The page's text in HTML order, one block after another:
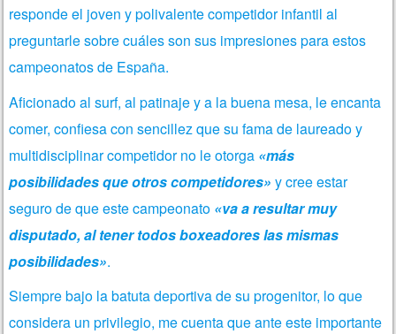
responde el joven y polivalente competidor infantil al
preguntarle sobre cuáles son sus impresiones para estos
campeonatos de España.
Aficionado al surf, al patinaje y a la buena mesa, le encanta
comer, confiesa con sencillez que su fama de laureado y
multidisciplinar competidor no le otorga «más
posibilidades que otros competidores» y cree estar
seguro de que este campeonato «va a resultar muy
disputado, al tener todos boxeadores las mismas
posibilidades».
Siempre bajo la batuta deportiva de su progenitor, lo que
considera un privilegio, me cuenta que ante este importante